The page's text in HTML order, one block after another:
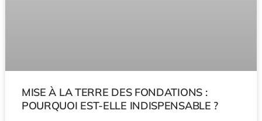
MISE À LA TERRE DES FONDATIONS :
POURQUOI EST-ELLE INDISPENSABLE ?